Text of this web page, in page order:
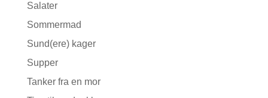
Salater
Sommermad
Sund(ere) kager
Supper
Tanker fra en mor